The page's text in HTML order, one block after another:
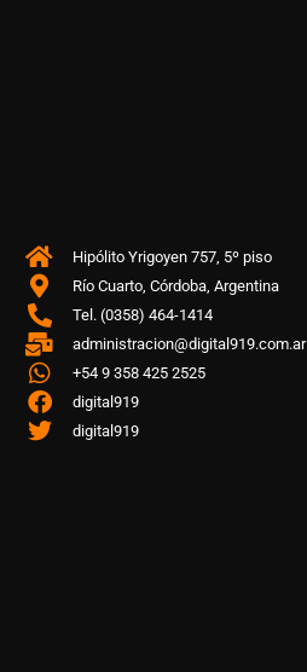
Hipólito Yrigoyen 757, 5º piso
Río Cuarto, Córdoba, Argentina
Tel. (0358) 464-1414
administracion@digital919.com.ar
+54 9 358 425 2525
digital919
digital919